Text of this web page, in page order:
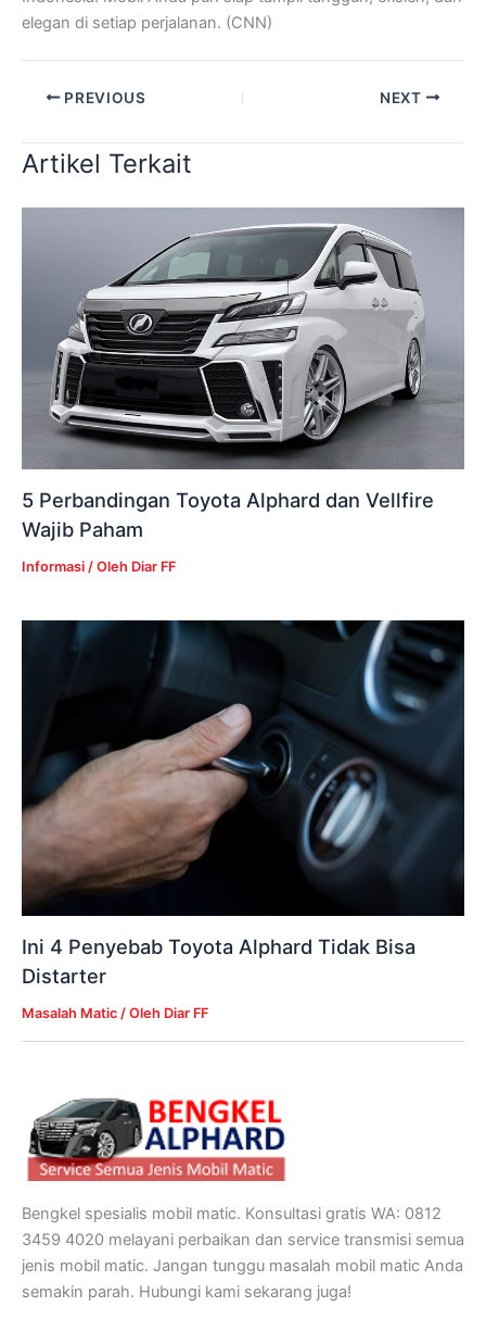
elegan di setiap perjalanan. (CNN)
PREVIOUS NEXT
Artikel Terkait
5 Perbandingan Toyota Alphard dan Vellfire
Wajib Paham
Informasi / Oleh Diar FF
Ini 4 Penyebab Toyota Alphard Tidak Bisa
Distarter
Masalah Matic / Oleh Diar FF
Bengkel spesialis mobil matic. Konsultasi gratis WA: 0812
3459 4020 melayani perbaikan dan service transmisi semua
jenis mobil matic. Jangan tunggu masalah mobil matic Anda
semakin parah. Hubungi kami sekarang juga!